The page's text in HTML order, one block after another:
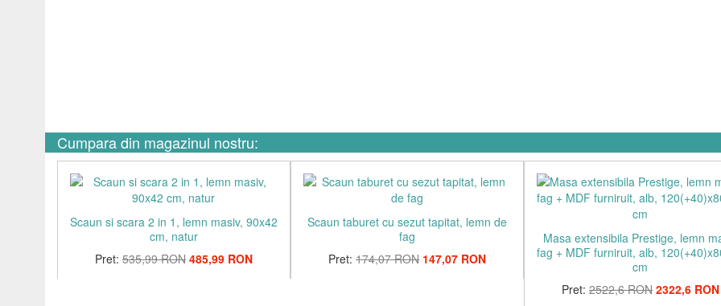
Cumpara din magazinul nostru:
Scaun si scara 2 in 1, lemn masiv, 90x42
cm, natur
Pret: 535,99 RON 485,99 RON
Scaun taburet cu sezut tapitat, lemn de
fag
Pret: 174,07 RON 147,07 RON
Masa extensibila Prestige, lemn
fag + MDF furniruit, alb,
cm
Pret: 2522,6 RON 2322,6 RON